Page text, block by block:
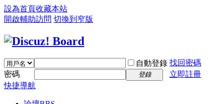
設為首頁收藏本站
開啟輔助訪問 切換到窄版
自動登錄 找回密碼
密碼
登錄
立即註冊
快捷導航